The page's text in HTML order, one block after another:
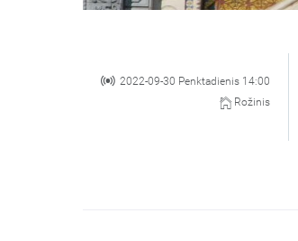
2022-09-30 Penktadienis 14:00
Rožinis